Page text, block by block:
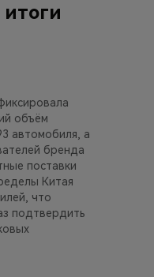
объём
автомобиля, а
бренда
поставки
Китая
что
подтвердить